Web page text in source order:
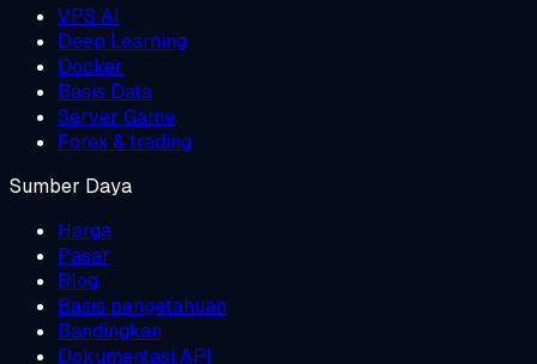
VPS AI
Deep Learning
Docker
Basis Data
Server Game
Forex & trading
Sumber Daya
Harga
Pasar
Blog
Basis pengetahuan
Bandingkan
Dokumentasi API